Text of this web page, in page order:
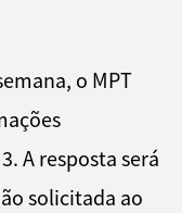
o MPT
A resposta será
solicitada ao